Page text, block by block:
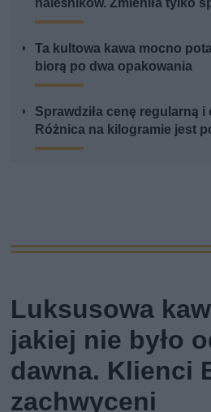
Ta kultowa kawa mocno
biorą po dwa opakowania
Sprawdziła cenę regularną i
Różnica na kilogramie jest
Luksusowa
jakiej nie było
dawna. Klienci
zachwyceni